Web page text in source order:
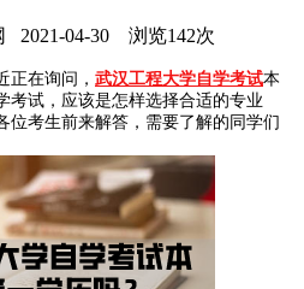
2021-04-30 浏览142次
正在询问， 武汉工程大学自学考试本
考试，应该是怎样选择合适的专业
位考生前来解答，需要了解的同学们